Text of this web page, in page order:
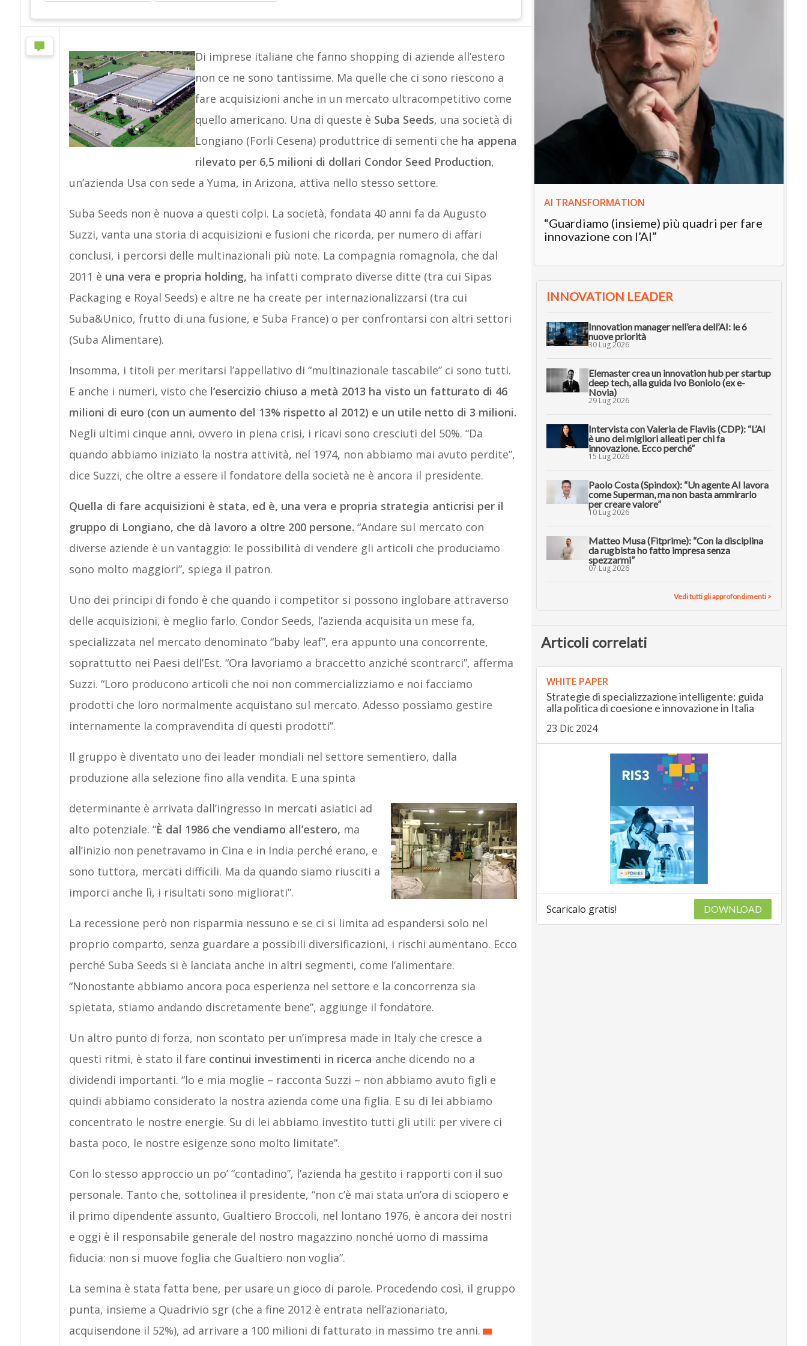
Di imprese italiane che fanno shopping di aziende all’estero
non ce ne sono tantissime. Ma quelle che ci sono riescono a
fare acquisizioni anche in un mercato ultracompetitivo come
quello americano. Una di queste è Suba Seeds, una società di
Longiano (Forli Cesena) produttrice di sementi che ha appena
rilevato per 6,5 milioni di dollari Condor Seed Production,
un’azienda Usa con sede a Yuma, in Arizona, attiva nello stesso settore.
Suba Seeds non è nuova a questi colpi. La società, fondata 40 anni fa da Augusto
Suzzi, vanta una storia di acquisizioni e fusioni che ricorda, per numero di affari
conclusi, i percorsi delle multinazionali più note. La compagnia romagnola, che dal
2011 è una vera e propria holding, ha infatti comprato diverse ditte (tra cui Sipas
Packaging e Royal Seeds) e altre ne ha create per internazionalizzarsi (tra cui
Suba&Unico, frutto di una fusione, e Suba France) o per confrontarsi con altri settori
(Suba Alimentare).
Insomma, i titoli per meritarsi l’appellativo di “multinazionale tascabile” ci sono tutti.
E anche i numeri, visto che l’esercizio chiuso a metà 2013 ha visto un fatturato di 46
milioni di euro (con un aumento del 13% rispetto al 2012) e un utile netto di 3 milioni.
Negli ultimi cinque anni, ovvero in piena crisi, i ricavi sono cresciuti del 50%. “Da
quando abbiamo iniziato la nostra attività, nel 1974, non abbiamo mai avuto perdite”,
dice Suzzi, che oltre a essere il fondatore della società ne è ancora il presidente.
Quella di fare acquisizioni è stata, ed è, una vera e propria strategia anticrisi per il
gruppo di Longiano, che dà lavoro a oltre 200 persone. “Andare sul mercato con
diverse aziende è un vantaggio: le possibilità di vendere gli articoli che produciamo
sono molto maggiori”, spiega il patron.
Uno dei principi di fondo è che quando i competitor si possono inglobare attraverso
delle acquisizioni, è meglio farlo. Condor Seeds, l’azienda acquisita un mese fa,
specializzata nel mercato denominato “baby leaf”, era appunto una concorrente,
soprattutto nei Paesi dell’Est. “Ora lavoriamo a braccetto anziché scontrarci”, afferma
Suzzi. “Loro producono articoli che noi non commercializziamo e noi facciamo
prodotti che loro normalmente acquistano sul mercato. Adesso possiamo gestire
internamente la compravendita di questi prodotti”.
Il gruppo è diventato uno dei leader mondiali nel settore sementiero, dalla
produzione alla selezione fino alla vendita. E una spinta
determinante è arrivata dall’ingresso in mercati asiatici ad
alto potenziale. “È dal 1986 che vendiamo all’estero, ma
all’inizio non penetravamo in Cina e in India perché erano, e
sono tuttora, mercati difficili. Ma da quando siamo riusciti a
imporci anche lì, i risultati sono migliorati”.
La recessione però non risparmia nessuno e se ci si limita ad espandersi solo nel
proprio comparto, senza guardare a possibili diversificazioni, i rischi aumentano. Ecco
perché Suba Seeds si è lanciata anche in altri segmenti, come l’alimentare.
“Nonostante abbiamo ancora poca esperienza nel settore e la concorrenza sia
spietata, stiamo andando discretamente bene”, aggiunge il fondatore.
Un altro punto di forza, non scontato per un’impresa made in Italy che cresce a
questi ritmi, è stato il fare continui investimenti in ricerca anche dicendo no a
dividendi importanti. “Io e mia moglie – racconta Suzzi – non abbiamo avuto figli e
quindi abbiamo considerato la nostra azienda come una figlia. E su di lei abbiamo
concentrato le nostre energie. Su di lei abbiamo investito tutti gli utili: per vivere ci
basta poco, le nostre esigenze sono molto limitate”.
Con lo stesso approccio un po’ “contadino”, l’azienda ha gestito i rapporti con il suo
personale. Tanto che, sottolinea il presidente, “non c’è mai stata un’ora di sciopero e
il primo dipendente assunto, Gualtiero Broccoli, nel lontano 1976, è ancora dei nostri
e oggi è il responsabile generale del nostro magazzino nonché uomo di massima
fiducia: non si muove foglia che Gualtiero non voglia”.
La semina è stata fatta bene, per usare un gioco di parole. Procedendo così, il gruppo
punta, insieme a Quadrivio sgr (che a fine 2012 è entrata nell’azionariato,
acquisendone il 52%), ad arrivare a 100 milioni di fatturato in massimo tre anni.
AI TRANSFORMATION
“Guardiamo (insieme) più quadri per fare
innovazione con l’AI”
INNOVATION LEADER
Innovation manager nell’era dell’AI: le 6
nuove priorità
30 Lug 2026
Elemaster crea un innovation hub per startup
deep tech, alla guida Ivo Boniolo (ex e-
Novia)
29 Lug 2026
Intervista con Valeria de Flaviis (CDP): “L’AI
è uno dei migliori alleati per chi fa
innovazione. Ecco perché”
15 Lug 2026
Paolo Costa (Spindox): “Un agente AI lavora
come Superman, ma non basta ammirarlo
per creare valore”
10 Lug 2026
Matteo Musa (Fitprime): “Con la disciplina
da rugbista ho fatto impresa senza
spezzarmi”
07 Lug 2026
Vedi tutti gli approfondimenti >
Articoli correlati
WHITE PAPER
Strategie di specializzazione intelligente: guida
alla politica di coesione e innovazione in Italia
23 Dic 2024
Scaricalo gratis! DOWNLOAD